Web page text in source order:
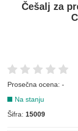
Češalj za
Prosečna ocena: -
Na stanju
Šifra: 15009